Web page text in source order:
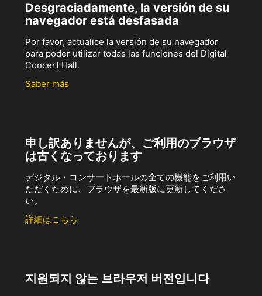
Desgraciadamente, la versión de su
navegador está desfasada
Por favor, actualice la versión de su navegador
para poder utilizar todas las funciones del Digital
Concert Hall.
Saber más
申し訳ありませんが、ご利用のブラウザ
は古くなっております
デジタル・コンサートホールの全ての機能をご利用い
ただくために、ブラウザを最新版に更新してくださ
い。
詳細はこちら
지원되지 않는 브라우저 버전입니다